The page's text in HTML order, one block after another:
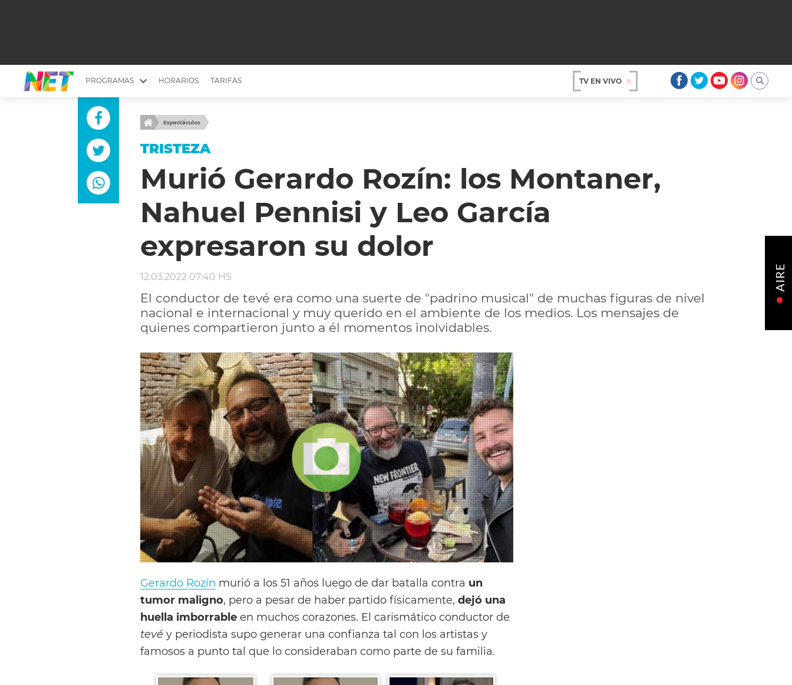
PROGRAMAS
MESA PICANTE
YUYITO A LA TARDE
EMPRENDI2
LONGOBARDI
EL OLIVO BLANCO
TU LUGAR IDEAL
CHICHE EN VIVO
ARGENTINOS X ARGENTINA
ESTÉTICA 360 TV
CARAS Y NEGOCIOS
SCOUTING PARA UN CAMBIO
INTELEXIS TV
ENTROMETIDOS EN LA TELE
ENTRE NOS
MODO FONTEVECCHIA
PERIODISMO PURO
REPERFILAR
FIESTAS ARGENTINAS
FULL FACE TV
HORARIOS TARIFAS TV EN VIVO
Espectáculos
TRISTEZA
Murió Gerardo Rozín: los Montaner,
Nahuel Pennisi y Leo García
expresaron su dolor
12.03.2022 07:40 HS
El conductor de tevé era como una suerte de "padrino musical" de muchas figuras de nivel
nacional e internacional y muy querido en el ambiente de los medios. Los mensajes de
quienes compartieron junto a él momentos inolvidables.
Gerardo Rozín murió a los 51 años luego de dar batalla contra un
tumor maligno, pero a pesar de haber partido físicamente, dejó una
huella imborrable en muchos corazones. El carismático conductor de
tevé y periodista supo generar una confianza tal con los artistas y
famosos a punto tal que lo consideraban como parte de su familia.
AIRE